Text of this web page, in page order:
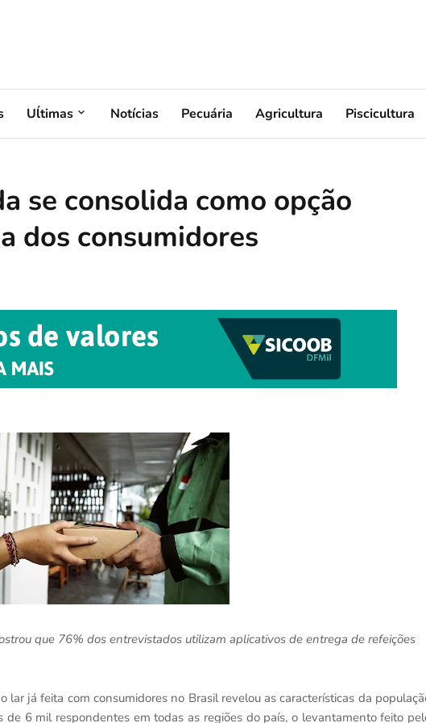
Uĺtimas Notícias Pecuária Agricultura Piscicultura
se consolida como opção
dos consumidores
que 76% dos entrevistados utilizam aplicativos de entrega de refeições
lar já feita com consumidores no Brasil revelou as características da
de 6 mil respondentes em todas as regiões do país, o levantamento feito